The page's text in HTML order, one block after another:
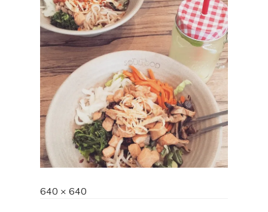
Full
640 × 640